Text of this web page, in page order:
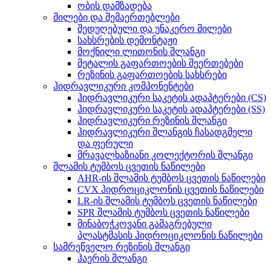
ობის დამზადება
მილები და შემაერთებლები
შედუღებული და უნაკერო მილები
სახსრების დემონტაჟი
მოქნილი ლითონის შლანგი
მეტალის გაფართოების შეერთებები
რეზინის გაფართოების სახსრები
ჰიდრავლიკური კომპონენტები
ჰიდრავლიკური საკეტის ადაპტერები (CS)
ჰიდრავლიკური საკეტის ადაპტერები (SS)
ჰიდრავლიკური რეზინის შლანგი
ჰიდრავლიკური შლანგის ჩასადგმელი
და ფერული
მრავალხაზიანი კოლექტორის შლანგი
შლამის ტუმბოს ცვეთის ნაწილები
AHR-ის შლამის ტუმბოს ცვეთის ნაწილები
CVX ჰიდროციკლონის ცვეთის ნაწილები
LR-ის შლამის ტუმბოს ცვეთის ნაწილები
SPR შლამის ტუმბოს ცვეთის ნაწილები
მინაბოჭკოვანი გამაგრებული
პლასტმასის ჰიდროციკლონის ნაწილები
სამრეწველო რეზინის შლანგი
ჰაერის შლანგი